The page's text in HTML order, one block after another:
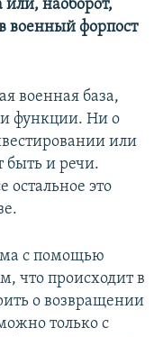
наоборот,
военный форпост
военная база,
функции. Ни о
или
быть и речи.
остальное это
с помощью
что происходит в
о возвращении
только с